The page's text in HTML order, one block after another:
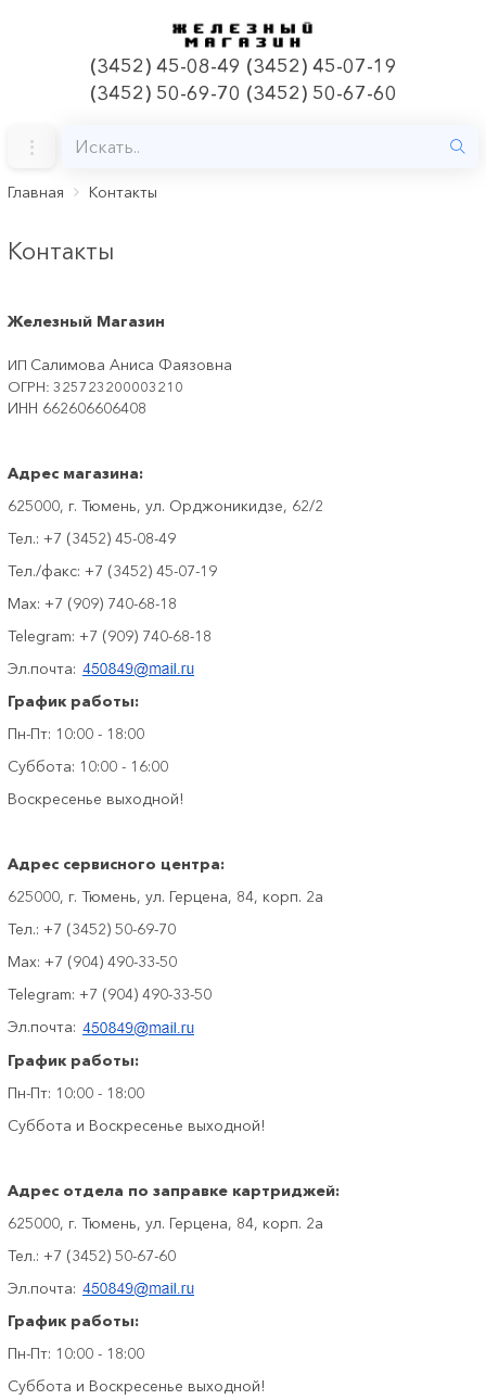
(3452) 45-08-49 (3452) 45-07-19
(3452) 50-69-70 (3452) 50-67-60
Главная Контакты
Контакты
Железный Магазин
ИП Салимова Аниса Фаязовна
ОГРН: 325723200003210
ИНН 662606606408
Адрес магазина:
625000, г. Тюмень, ул. Орджоникидзе, 62/2
Тел.: +7 (3452) 45-08-49
Тел./факс: +7 (3452) 45-07-19
Max: +7 (909) 740-68-18
Telegram: +7 (909) 740-68-18
Эл.почта:
График работы:
Пн-Пт: 10:00 - 18:00
Суббота: 10:00 - 16:00
Воскресенье выходной!
Адрес сервисного центра:
625000, г. Тюмень, ул. Герцена, 84, корп. 2а
Тел.: +7 (3452) 50-69-70
Max: +7 (904) 490-33-50
Telegram: +7 (904) 490-33-50
Эл.почта:
График работы:
Пн-Пт: 10:00 - 18:00
Суббота и Воскресенье выходной!
Адрес отдела по заправке картриджей:
625000, г. Тюмень, ул. Герцена, 84, корп. 2а
Тел.: +7 (3452) 50-67-60
Эл.почта:
График работы:
Пн-Пт: 10:00 - 18:00
Суббота и Воскресенье выходной!